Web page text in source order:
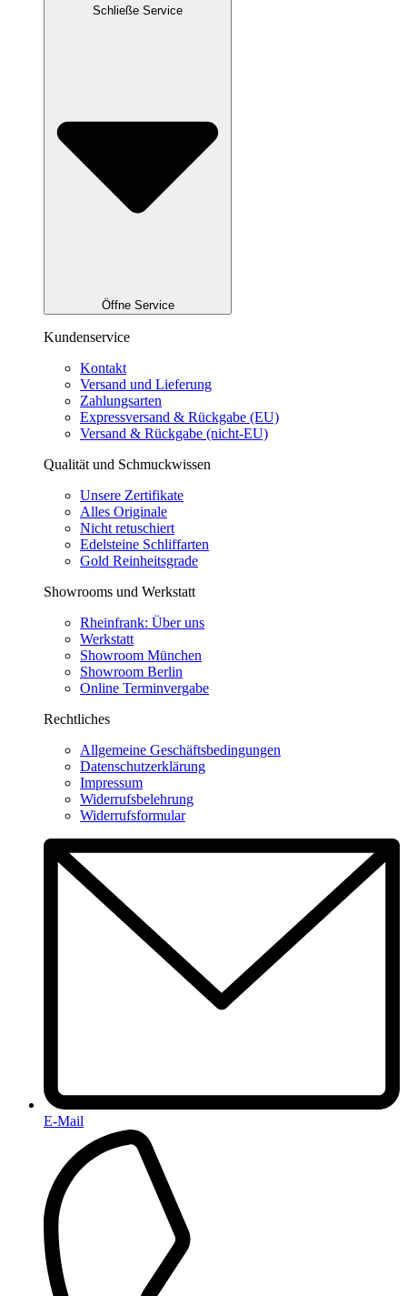
Schließe Service
Öffne Service
Kundenservice
Kontakt
Versand und Lieferung
Zahlungsarten
Expressversand & Rückgabe (EU)
Versand & Rückgabe (nicht-EU)
Qualität und Schmuckwissen
Unsere Zertifikate
Alles Originale
Nicht retuschiert
Edelsteine Schliffarten
Gold Reinheitsgrade
Showrooms und Werkstatt
Rheinfrank: Über uns
Werkstatt
Showroom München
Showroom Berlin
Online Terminvergabe
Rechtliches
Allgemeine Geschäftsbedingungen
Datenschutzerklärung
Impressum
Widerrufsbelehrung
Widerrufsformular
E-Mail